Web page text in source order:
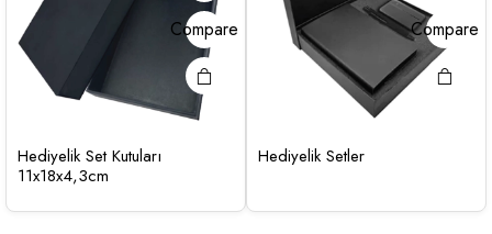
Compare
Hediyelik Set Kutuları
11x18x4,3cm
Compare
Hediyelik Setler